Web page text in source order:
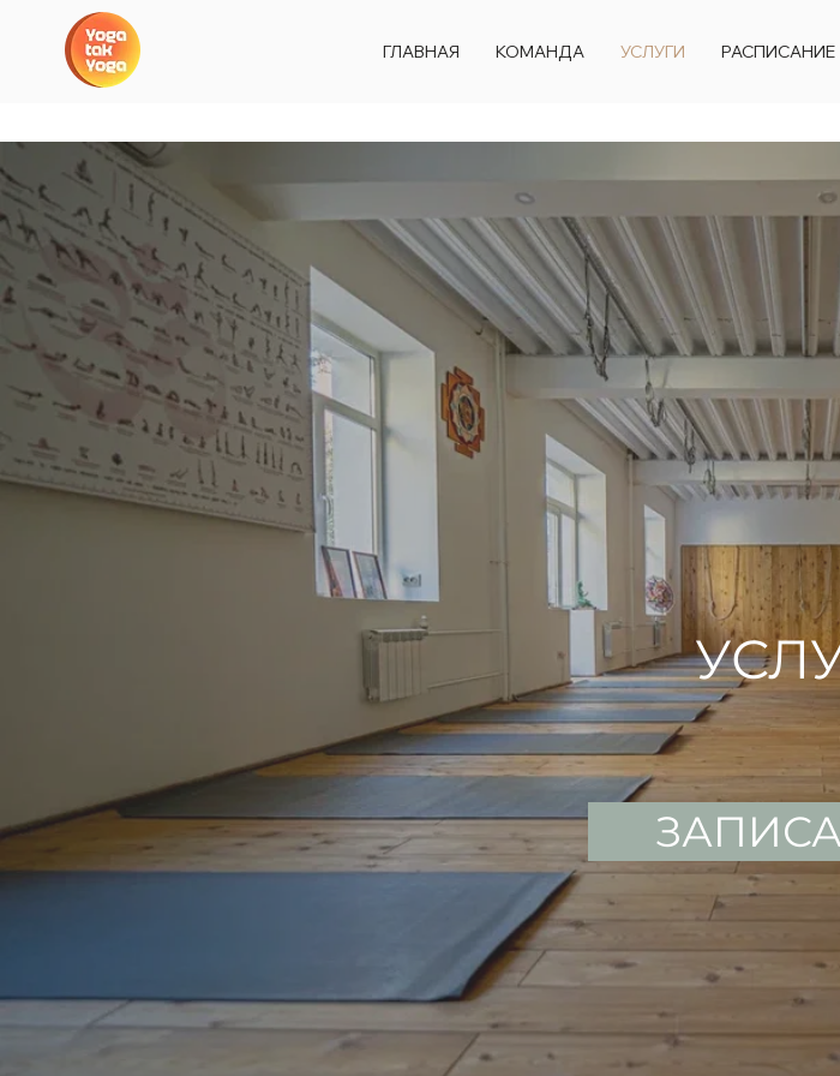
ГЛАВНАЯ КОМАНДА УСЛУГИ РАСПИСАНИЕ